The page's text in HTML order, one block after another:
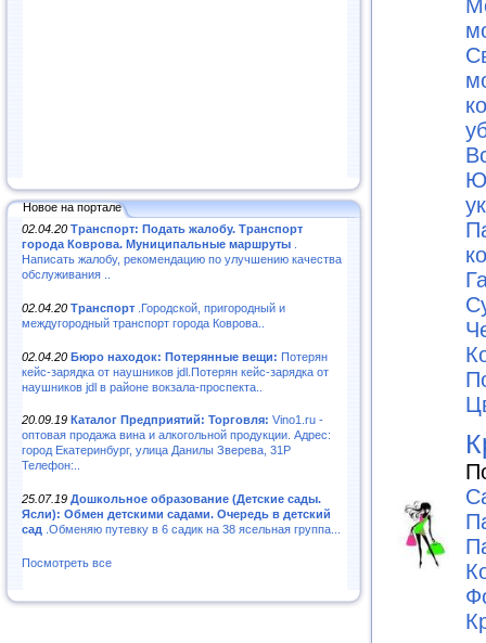
Новое на портале
02.04.20 Транспорт: Подать жалобу. Транспорт
города Коврова. Муниципальные маршруты
Написать жалобу, рекомендацию по улучшению качества
обслуживания ..
02.04.20 Транспорт .Городской, пригородный и
междугородный транспорт города Коврова..
02.04.20 Бюро находок: Потерянные вещи: Потерян
кейс-зарядка от наушников jdl.Потерян кейс-зарядка от
наушников jdl в районе вокзала-проспекта..
20.09.19 Каталог Предприятий: Торговля: Vino1.ru -
оптовая продажа вина и алкогольной продукции. Адрес:
город Екатеринбург, улица Данилы Зверева, 31Р
Телефон:..
25.07.19 Дошкольное образование (Детские сады.
Ясли): Обмен детскими садами. Очередь в детский
сад .Обменяю путевку в 6 садик на 38 ясельная группа...
Посмотреть все